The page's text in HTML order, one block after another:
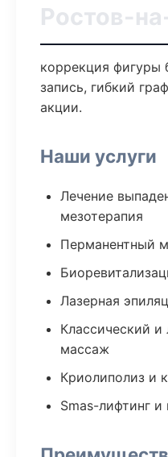
Ростов-
коррекция фигуры
запись, гибкий
акции.
Наши услуги
Лечение
мезотерапия
Перманентный
Лазерная
Классический
массаж
Криолиполиз и
Smas-лифтинг